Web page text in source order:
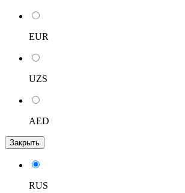
EUR
UZS
AED
Закрыть
RUS